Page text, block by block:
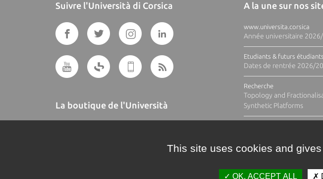
Suivre l'Università di Corsica
La boutique de l'Università
A la une sur nos
www.universita.corsica
Année universitaire
Etudiants & futurs étudiants
Dates de rentrée 2026/
Recherche
Topology and
Synthetic Platforms
This site uses cookies and
OK, ACCEPT ALL